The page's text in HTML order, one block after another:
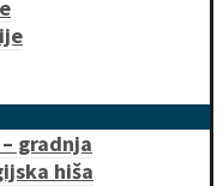
gradnja
hiša